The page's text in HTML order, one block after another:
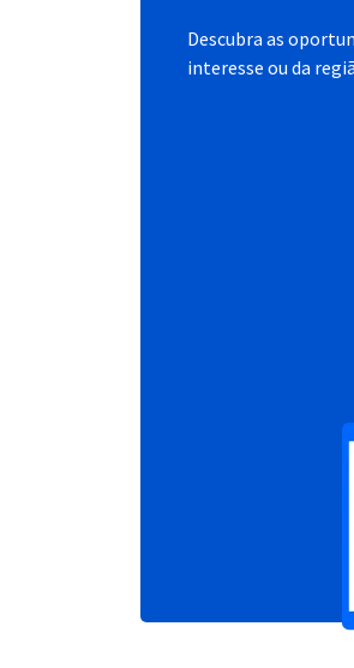
Descubra as
interesse ou da